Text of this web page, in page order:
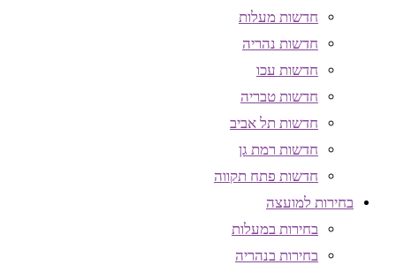
חדשות מעלות
חדשות נהריה
חדשות עכו
חדשות טבריה
חדשות תל אביב
חדשות רמת גן
חדשות פתח תקווה
בחירות למועצה
בחירות במעלות
בחירות בנהריה